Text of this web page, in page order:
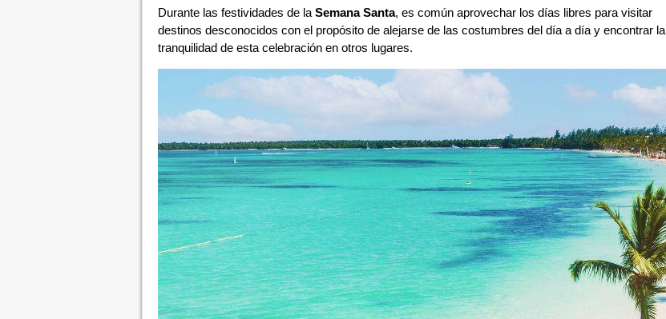
Durante las festividades de laSemana Santa, es común aprovechar los días libres para visitar
destinos desconocidos con el propósito de alejarse de las costumbres del día a día y encontrar la
tranquilidad de esta celebración en otros lugares.